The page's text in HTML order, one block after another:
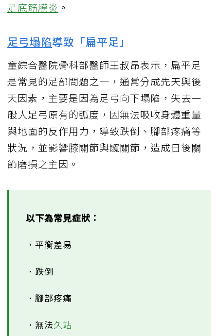
足底筋膜炎 。
足弓塌陷導致「扁平足」
童綜合醫院骨科部醫師王叔昂表示，扁平足
是常見的足部問題之一，通常分成先天與後
天因素，主要是因為足弓向下塌陷，失去一
般人足弓原有的弧度，因無法吸收身體重量
與地面的反作用力，導致跌倒、腳部疼痛等
狀況，並影響膝關節與髖關節，造成日後關
節磨損之主因。
以下為常見症狀：
．平衡差易
．跌倒
．腳部疼痛
．無法久站